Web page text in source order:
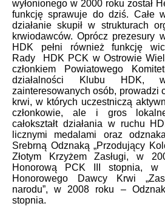
wyłonionego w 2000 roku został
funkcję sprawuje do dziś. Całe
działanie skupił w strukturach
krwiodawców. Oprócz prezesury
HDK pełni również funkcję
Rady HDK PCK w Ostrowie
członkiem Powiatowego
działalności Klubu HDK,
zainteresowanych osób, prowadzi
krwi, w których uczestniczą
członkowie, ale i gros
całokształt działania w ruchu
licznymi medalami oraz
Srebrną Odznaką „Przodujący
Złotym Krzyżem Zasługi, w
Honorową PCK III stopnia, w
Honorowego Dawcy Krwi
narodu”, w 2008 roku –
stopnia.